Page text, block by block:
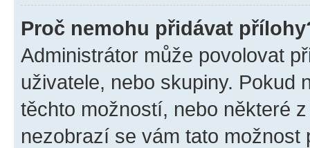
Proč nemohu přidávat
Administrátor může povolovat
uživatele, nebo skupiny. Pokud
těchto možností, nebo některé
nezobrazí se vám tato